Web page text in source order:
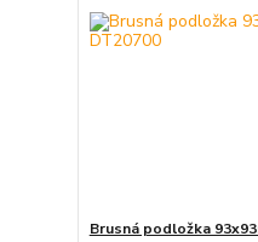
Brusná podložka